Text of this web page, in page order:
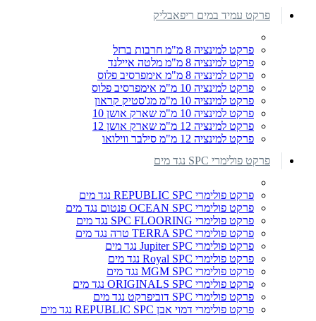
פרקט עמיד במים ריפאבליק
פרקט למינציה 8 מ"מ חרבות ברזל
פרקט למינציה 8 מ"מ מלטה איילנד
פרקט למינציה 8 מ"מ אימפרסיב פלוס
פרקט למינציה 10 מ"מ אימפרסיב פלוס
פרקט למינציה 10 מ"מ מג'סטיק קראון
פרקט למינציה 10 מ"מ שארק אושן 10
פרקט למינציה 12 מ"מ שארק אושן 12
פרקט למינציה 12 מ"מ סילבר ווילואו
פרקט פולימרי SPC נגד מים
פרקט פולימרי REPUBLIC SPC נגד מים
פרקט פולימרי OCEAN SPC פנטום נגד מים
פרקט פולימרי SPC FLOORING נגד מים
פרקט פולימרי TERRA SPC טרה נגד מים
פרקט פולימרי Jupiter SPC נגד מים
פרקט פולימרי Royal SPC נגד מים
פרקט פולימרי MGM SPC נגד מים
פרקט פולימרי ORIGINALS SPC נגד מים
פרקט פולימרי SPC דוביפרקט נגד מים
פרקט פולימרי דמוי אבן REPUBLIC SPC נגד מים